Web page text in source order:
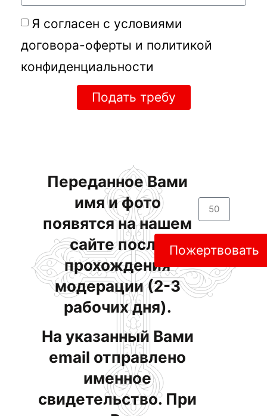
Я согласен с условиями
договора-оферты и политикой
конфиденциальности
Подать требу
Переданное Вами
имя и фото
появятся на нашем
сайте после
прохождения
модерации (2-3
рабочих дня).
На указанный Вами
email отправлено
именное
свидетельство. При
Пожертвовать